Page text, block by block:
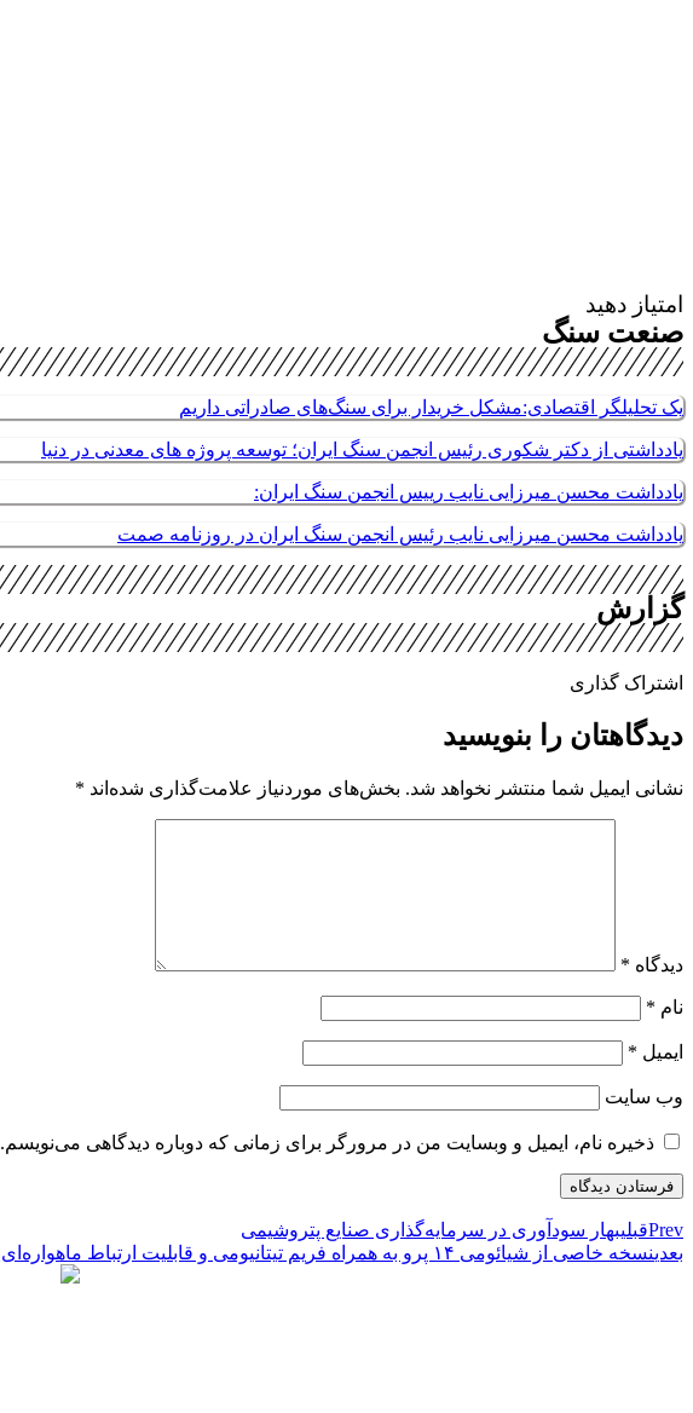
امتیاز دهید
صنعت سنگ
یک تحلیلگر اقتصادی:مشکل خریدار برای سنگ‌های صادراتی داریم
یادداشتی از دکتر شکوری رئیس انجمن سنگ ایران؛ توسعه پروژه های معدنی در دنیا
یادداشت محسن میرزایی نایب رییس انجمن سنگ ایران:
یادداشت محسن میرزایی نایب رئیس انجمن سنگ ایران در روزنامه صمت
گزارش
اشتراک گذاری
دیدگاهتان را بنویسید
نشانی ایمیل شما منتشر نخواهد شد. بخش‌های موردنیاز علامت‌گذاری شده‌اند *
دیدگاه *
نام *
ایمیل *
وب‌ سایت
ذخیره نام، ایمیل و وبسایت من در مرورگر برای زمانی که دوباره دیدگاهی می‌نویسم.
Prevقبلیبهار سودآوری در سرمایه‌گذاری صنایع پتروشیمی
بعدینسخه خاصی از شیائومی ۱۴ پرو به همراه فریم تیتانیومی و قابلیت ارتباط ماهواره‌ای عرضه خواهد شد!